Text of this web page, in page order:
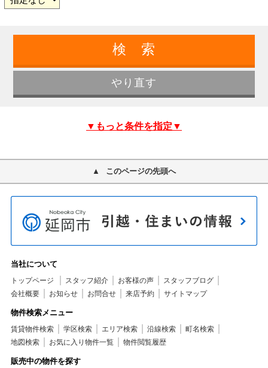
▼もっと条件を指定▼
このページの先頭へ
当社について
トップページ スタッフ紹介 お客様の声
スタッフブログ
会社概要
お知らせ お問合せ 来店予約 サイトマップ
物件検索メニュー
賃貸物件検索 学区検索 エリア検索 沿線検索
町名検索
地図検索
お気に入り物件一覧 物件閲覧履歴
販売中の物件を探す